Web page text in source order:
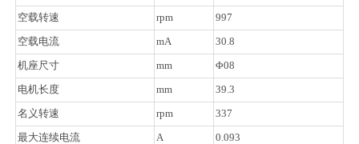
空载转速
rpm
997
空载电流
mA
30.8
机座尺寸
mm
Φ08
电机长度
mm
39.3
名义转速
rpm
337
最大连续电流
A
0.093